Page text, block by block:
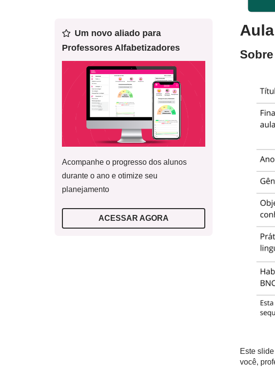
Um novo aliado para
Professores Alfabetizadores
Acompanhe o progresso dos alunos
durante o ano e otimize seu
planejamento
ACESSAR AGORA
Aula
Este
você,